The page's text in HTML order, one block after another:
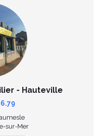
- Hauteville
sur-Mer